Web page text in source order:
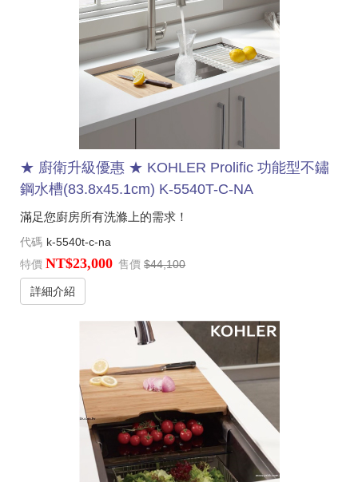
★ 廚衛升級優惠 ★ KOHLER Prolific 功能型不鏽
鋼水槽(83.8x45.1cm) K-5540T-C-NA
滿足您廚房所有洗滌上的需求！
代碼 k-5540t-c-na
特價 NT$23,000 售價 $44,100
詳細介紹